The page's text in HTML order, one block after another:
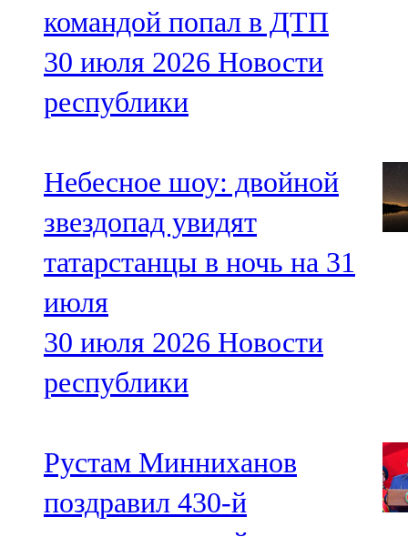
командой попал в ДТП
30 июля 2026 Новости
республики
Небесное шоу: двойной
звездопад увидят
татарстанцы в ночь на 31
июля
30 июля 2026 Новости
республики
Рустам Минниханов
поздравил 430-й